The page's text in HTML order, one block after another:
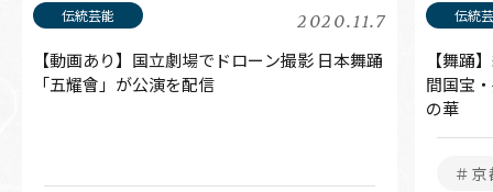
2020.11.7
【動画あり】国立劇場でドローン撮影 日本舞踊
「五耀會」が公演を配信
【舞踊
間国宝
の華
＃京